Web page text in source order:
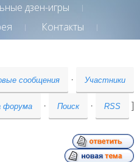
дзен-игры
Контакты
сообщения · Участники
форума · Поиск · RSS ]